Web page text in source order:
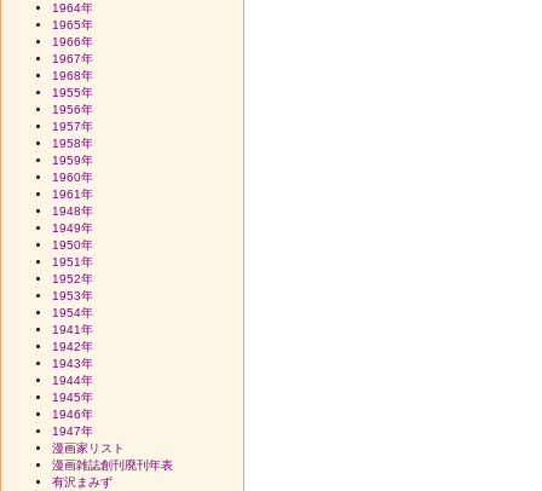
1964年
1965年
1966年
1967年
1968年
1955年
1956年
1957年
1958年
1959年
1960年
1961年
1948年
1949年
1950年
1951年
1952年
1953年
1954年
1941年
1942年
1943年
1944年
1945年
1946年
1947年
漫画家リスト
漫画雑誌創刊廃刊年表
有沢まみず